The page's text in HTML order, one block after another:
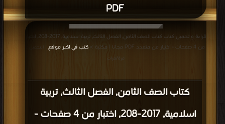
PDF
كتاب الصف الثامن, الفصل الثالث, تربية
اسلامية, 2017-208, اختبار من 4 صفحات -
من 4 صفحات - اختيار من متعدد PDF مجانا | مكتبة >
كتب في اكبر موقع
| التحميل :
مرة/مرات